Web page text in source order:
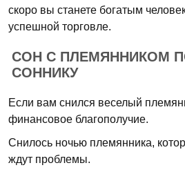
скоро вы станете богатым
успешной торговле.
СОН С ПЛЕМЯННИКОМ
СОННИКУ
Если вам снился веселый
финансовое благополучие.
Снилось ночью племянника,
ждут проблемы.